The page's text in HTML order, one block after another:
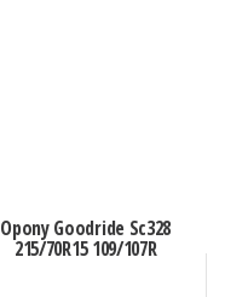
Opony Goodride Sc328
215/70R15 109/107R